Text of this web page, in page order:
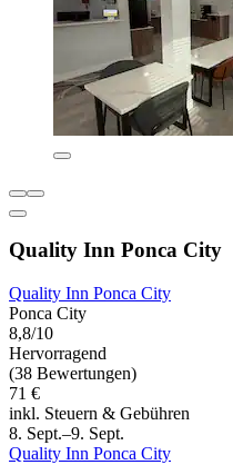
Quality Inn Ponca City
Quality Inn Ponca City
Ponca City
8,8/10
Hervorragend
(38 Bewertungen)
71 €
inkl. Steuern & Gebühren
8. Sept.–9. Sept.
Quality Inn Ponca City